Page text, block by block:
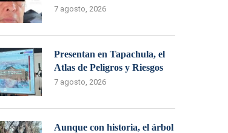
7 agosto, 2026
Presentan en Tapachula, el
Atlas de Peligros y Riesgos
7 agosto, 2026
Aunque con historia, el árbol